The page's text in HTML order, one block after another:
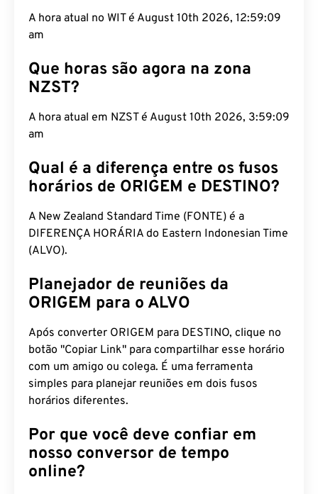
A hora atual no WIT é August 10th 2026, 12:59:10
am
Que horas são agora na zona
NZST?
A hora atual em NZST é August 10th 2026, 3:59:10
am
Qual é a diferença entre os fusos
horários de ORIGEM e DESTINO?
A New Zealand Standard Time (FONTE) é a
DIFERENÇA HORÁRIA do Eastern Indonesian Time
(ALVO).
Planejador de reuniões da
ORIGEM para o ALVO
Após converter ORIGEM para DESTINO, clique no
botão "Copiar Link" para compartilhar esse horário
com um amigo ou colega. É uma ferramenta
simples para planejar reuniões em dois fusos
horários diferentes.
Por que você deve confiar em
nosso conversor de tempo
online?